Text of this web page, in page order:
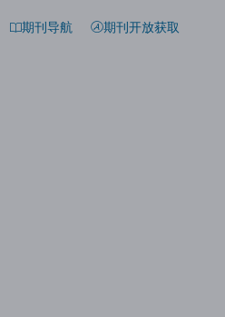
期刊导航 期刊开放获取